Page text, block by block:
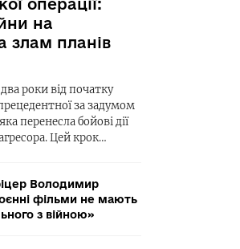
операції:
на
злам планів
роки від початку
за задумом
перенесла бойові дії
Цей крок…
Володимир
фільми не мають
з війною»